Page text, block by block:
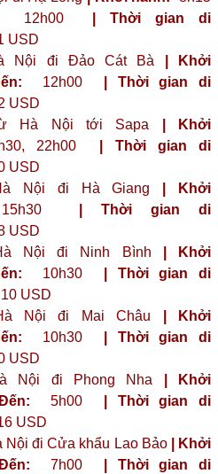
12h00
| Thời gian di
USD
Nội đi Đảo Cát Bà
| Khởi
12h00
| Thời gian di
USD
Hà Nội tới Sapa
| Khởi
22h00
| Thời gian di
USD
Nội đi Hà Giang
| Khởi
| Thời gian di
USD
Nội đi Ninh Bình
| Khởi
10h30
| Thời gian di
10 USD
Nội đi Mai Châu
| Khởi
10h30
| Thời gian di
USD
Nội đi Phong Nha
| Khởi
5h00
| Thời gian di
USD
đi Cửa khẩu Lao Bảo
| Khởi
7h00
| Thời gian di